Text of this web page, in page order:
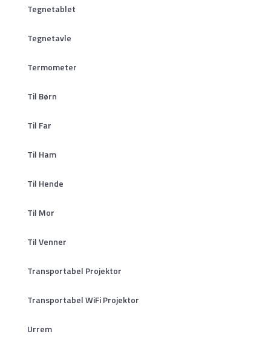
Tegnetablet
Tegnetavle
Termometer
Til Børn
Til Far
Til Ham
Til Hende
Til Mor
Til Venner
Transportabel Projektor
Transportabel WiFi Projektor
Urrem